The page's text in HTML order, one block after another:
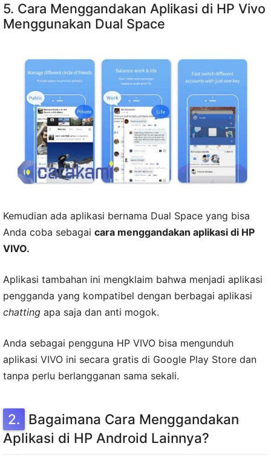
5. Cara Menggandakan Aplikasi di HP Vivo
Menggunakan Dual Space
Kemudian ada aplikasi bernama Dual Space yang bisa
Anda coba sebagai cara menggandakan aplikasi di HP
VIVO.
Aplikasi tambahan ini mengklaim bahwa menjadi aplikasi
pengganda yang kompatibel dengan berbagai aplikasi
chatting apa saja dan anti mogok.
Anda sebagai pengguna HP VIVO bisa mengunduh
aplikasi VIVO ini secara gratis di Google Play Store dan
tanpa perlu berlangganan sama sekali.
Bagaimana Cara Menggandakan
Aplikasi di HP Android Lainnya?